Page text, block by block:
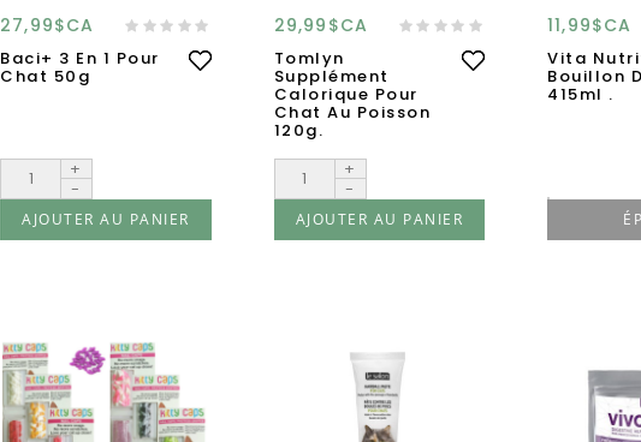
27,99$CA
Baci+ 3 En 1 Pour
Chat 50g
+
-
AJOUTER AU PANIER
29,99$CA
Tomlyn
Supplément
Calorique Pour
Chat Au Poisson
120g.
+
-
AJOUTER AU PANIER
11,99$CA
Vita
Bouillon
415ml .